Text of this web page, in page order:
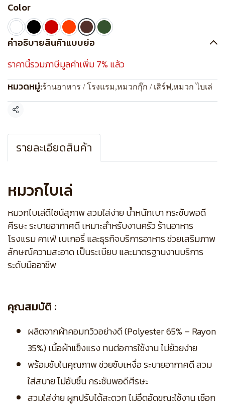
Color
คำอธิบายสินค้าแบบย่อ
ราคานี้รวมภาษีมูลค่าเพิ่ม 7% แล้ว
หมวดหมู่:ร้านอาหาร / โรงแรม,หมวกกุ๊ก / เสิร์ฟ,หมวก ไบเล่
แชร์
รายละเอียดสินค้า
หมวกไบเล่
หมวกไบเล่ดีไซน์สุภาพ สวมใส่ง่าย น้ำหนักเบา กระชับพอดี
ศีรษะ ระบายอากาศดี เหมาะสำหรับงานครัว ร้านอาหาร
โรงแรม คาเฟ่ เบเกอรี่ และธุรกิจบริการอาหาร ช่วยเสริมภาพ
ลักษณ์ความสะอาด เป็นระเบียบ และมาตรฐานงานบริการ
ระดับมืออาชีพ
คุณสมบัติ :
ผลิตจากผ้าคอมทวิวอย่างดี (Polyester 65% – Rayon
35%) เนื้อผ้าแข็งแรง ทนต่อการใช้งาน ไม่ย้วยง่าย
พร้อมซับในคุณภาพ ช่วยซับเหงื่อ ระบายอากาศดี สวม
ใส่สบาย ไม่อับชื้น กระชับพอดีศีรษะ
สวมใส่ง่าย ผูกปรับได้สะดวก ไม่อึดอัดขณะใช้งาน เชือก